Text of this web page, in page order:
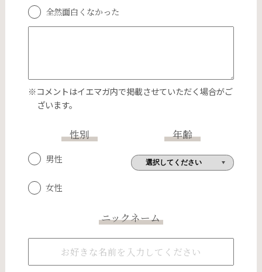
全然面白くなかった
※コメントはイエマガ内で掲載させていただく場合がご
ざいます。
性別
男性
女性
年齢
ニックネーム